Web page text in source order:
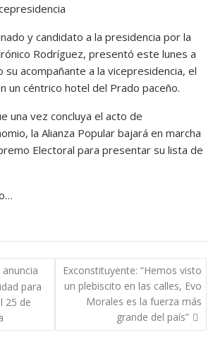
y candidato a la presidencia por la
Rodríguez, presentó este lunes a
su acompañante a la vicepresidencia, el
un céntrico hotel del Prado paceño.
una vez concluya el acto de
la Alianza Popular bajará en marcha
Electoral para presentar su lista de
para
25 de
Exconstituyente: “Hemos visto
un plebiscito en las calles, Evo
Morales es la fuerza más
grande del país”